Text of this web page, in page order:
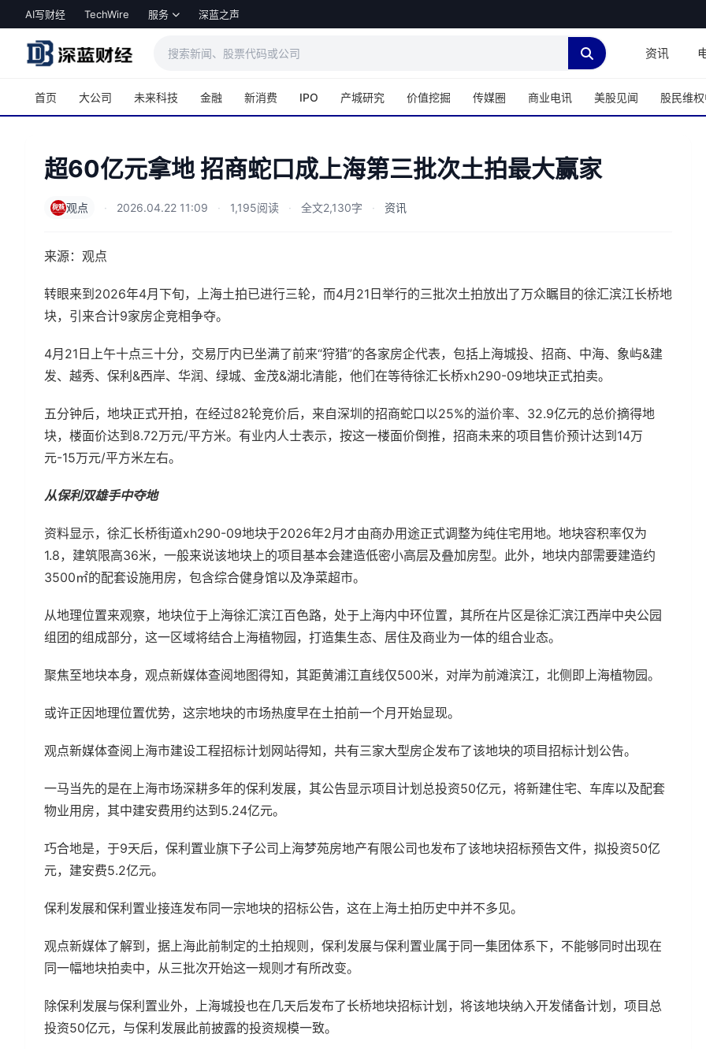
跳转到主内容
AI写财经 TechWire 服务 深蓝之声
资讯
首页 大公司 未来科技 金融 新消费 IPO 产城研究 价值挖掘 传媒圈 商业电讯 美股见闻 股民维
超60亿元拿地 招商蛇口成上海第三批次土拍最大赢家
观点 · 2026.04.22 11:09 · 1,195阅读 · 全文2,130字 · 资讯
来源：观点
转眼来到2026年4月下旬，上海土拍已进行三轮，而4月21日举行的三批次土拍放出了万众瞩目的徐汇滨江长桥地
块，引来合计9家房企竞相争夺。
4月21日上午十点三十分，交易厅内已坐满了前来“狩猎”的各家房企代表，包括上海城投、招商、中海、象屿&建
发、越秀、保利&西岸、华润、绿城、金茂&湖北清能，他们在等待徐汇长桥xh290-09地块正式拍卖。
五分钟后，地块正式开拍，在经过82轮竞价后，来自深圳的招商蛇口以25%的溢价率、32.9亿元的总价摘得地
块，楼面价达到8.72万元/平方米。有业内人士表示，按这一楼面价倒推，招商未来的项目售价预计达到14万
元-15万元/平方米左右。
从保利双雄手中夺地
资料显示，徐汇长桥街道xh290-09地块于2026年2月才由商办用途正式调整为纯住宅用地。地块容积率仅为
1.8，建筑限高36米，一般来说该地块上的项目基本会建造低密小高层及叠加房型。此外，地块内部需要建造约
3500㎡的配套设施用房，包含综合健身馆以及净菜超市。
从地理位置来观察，地块位于上海徐汇滨江百色路，处于上海内中环位置，其所在片区是徐汇滨江西岸中央公园
组团的组成部分，这一区域将结合上海植物园，打造集生态、居住及商业为一体的组合业态。
聚焦至地块本身，观点新媒体查阅地图得知，其距黄浦江直线仅500米，对岸为前滩滨江，北侧即上海植物园。
或许正因地理位置优势，这宗地块的市场热度早在土拍前一个月开始显现。
观点新媒体查阅上海市建设工程招标计划网站得知，共有三家大型房企发布了该地块的项目招标计划公告。
一马当先的是在上海市场深耕多年的保利发展，其公告显示项目计划总投资50亿元，将新建住宅、车库以及配套
物业用房，其中建安费用约达到5.24亿元。
巧合地是，于9天后，保利置业旗下子公司上海梦苑房地产有限公司也发布了该地块招标预告文件，拟投资50亿
元，建安费5.2亿元。
保利发展和保利置业接连发布同一宗地块的招标公告，这在上海土拍历史中并不多见。
观点新媒体了解到，据上海此前制定的土拍规则，保利发展与保利置业属于同一集团体系下，不能够同时出现在
同一幅地块拍卖中，从三批次开始这一规则才有所改变。
除保利发展与保利置业外，上海城投也在几天后发布了长桥地块招标计划，将该地块纳入开发储备计划，项目总
投资50亿元，与保利发展此前披露的投资规模一致。